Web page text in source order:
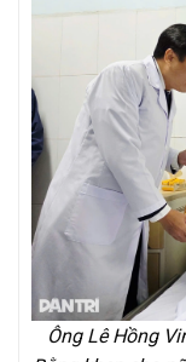
Ông Lê Hồng